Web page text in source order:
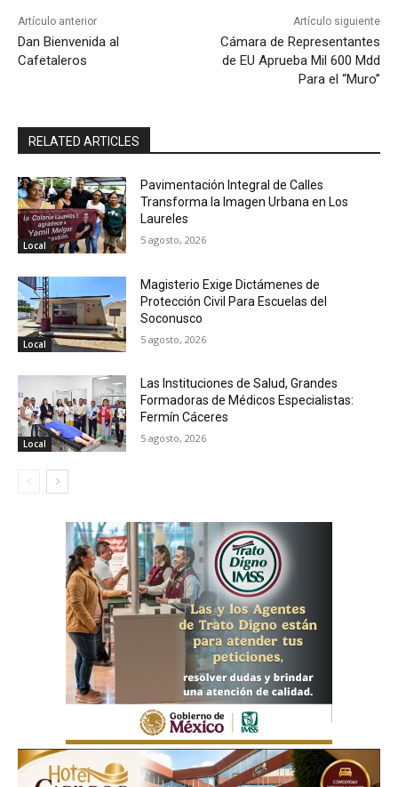
Artículo anterior
Dan Bienvenida al
Cafetaleros
Artículo siguiente
Cámara de Representantes
de EU Aprueba Mil 600 Mdd
Para el “Muro”
RELATED ARTICLES
Local
Pavimentación Integral de Calles
Transforma la Imagen Urbana en Los
Laureles
5 agosto, 2026
Local
Magisterio Exige Dictámenes de
Protección Civil Para Escuelas del
Soconusco
5 agosto, 2026
Local
Las Instituciones de Salud, Grandes
Formadoras de Médicos Especialistas:
Fermín Cáceres
5 agosto, 2026